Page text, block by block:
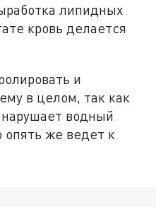
липидных
кровь делается
и
в целом, так как
водный
опять же ведет к